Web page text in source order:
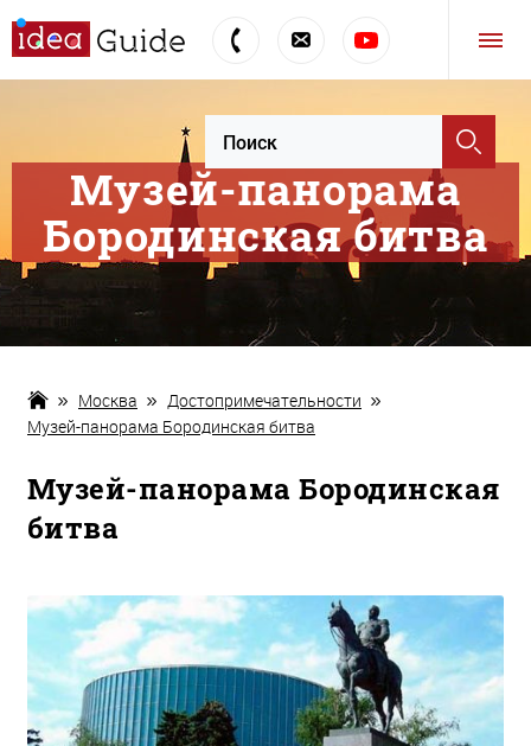
Музей-панорама
Бородинская битва
Москва
Достопримечательности
Музей-панорама Бородинская битва
Музей-панорама Бородинская
битва